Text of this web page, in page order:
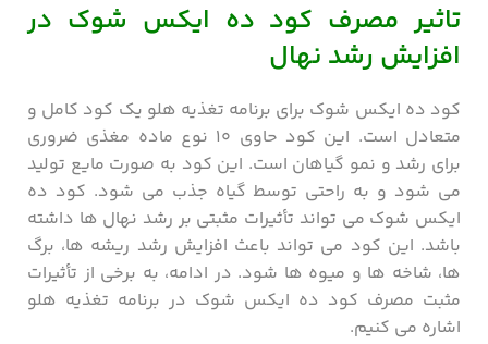
تاثیر مصرف کود ده ایکس شوک در
افزایش رشد نهال
کود ده ایکس شوک برای برنامه تغذیه هلو یک کود کامل و
متعادل است. این کود حاوی ۱۰ نوع ماده مغذی ضروری
برای رشد و نمو گیاهان است. این کود به صورت مایع تولید
می شود و به راحتی توسط گیاه جذب می شود. کود ده
ایکس شوک می تواند تأثیرات مثبتی بر رشد نهال ها داشته
باشد. این کود می تواند باعث افزایش رشد ریشه ها، برگ
ها، شاخه ها و میوه ها شود. در ادامه، به برخی از تأثیرات
مثبت مصرف کود ده ایکس شوک در برنامه تغذیه هلو
اشاره می کنیم.